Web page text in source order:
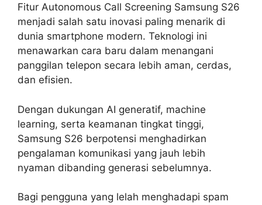
Fitur Autonomous Call Screening Samsung S26
menjadi salah satu inovasi paling menarik di
dunia smartphone modern. Teknologi ini
menawarkan cara baru dalam menangani
panggilan telepon secara lebih aman, cerdas,
dan efisien.
Dengan dukungan AI generatif, machine
learning, serta keamanan tingkat tinggi,
Samsung S26 berpotensi menghadirkan
pengalaman komunikasi yang jauh lebih
nyaman dibanding generasi sebelumnya.
Bagi pengguna yang lelah menghadapi spam